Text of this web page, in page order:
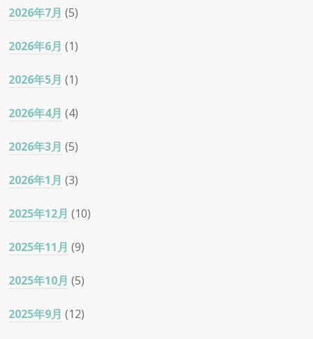
2026年7月 (5)
2026年6月 (1)
2026年5月 (1)
2026年4月 (4)
2026年3月 (5)
2026年1月 (3)
2025年12月 (10)
2025年11月 (9)
2025年10月 (5)
2025年9月 (12)